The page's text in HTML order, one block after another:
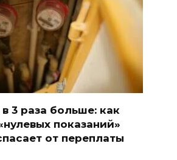
3 раза больше: как
показаний»
от переплаты